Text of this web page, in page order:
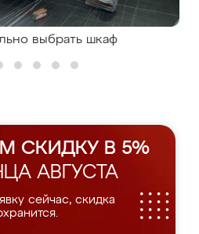
выбрать шкаф
СКИДКУ В 5%
АВГУСТА
сейчас, скидка